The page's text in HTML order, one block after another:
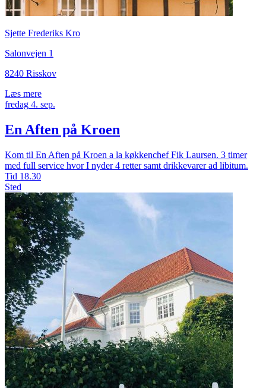
Sjette Frederiks Kro
Salonvejen 1
8240 Risskov
Læs mere
fredag 4. sep.
En Aften på Kroen
Kom til En Aften på Kroen a la køkkenchef Fik Laursen. 3 timer
med full service hvor I nyder 4 retter samt drikkevarer ad libitum.
Tid 18.30
Sted